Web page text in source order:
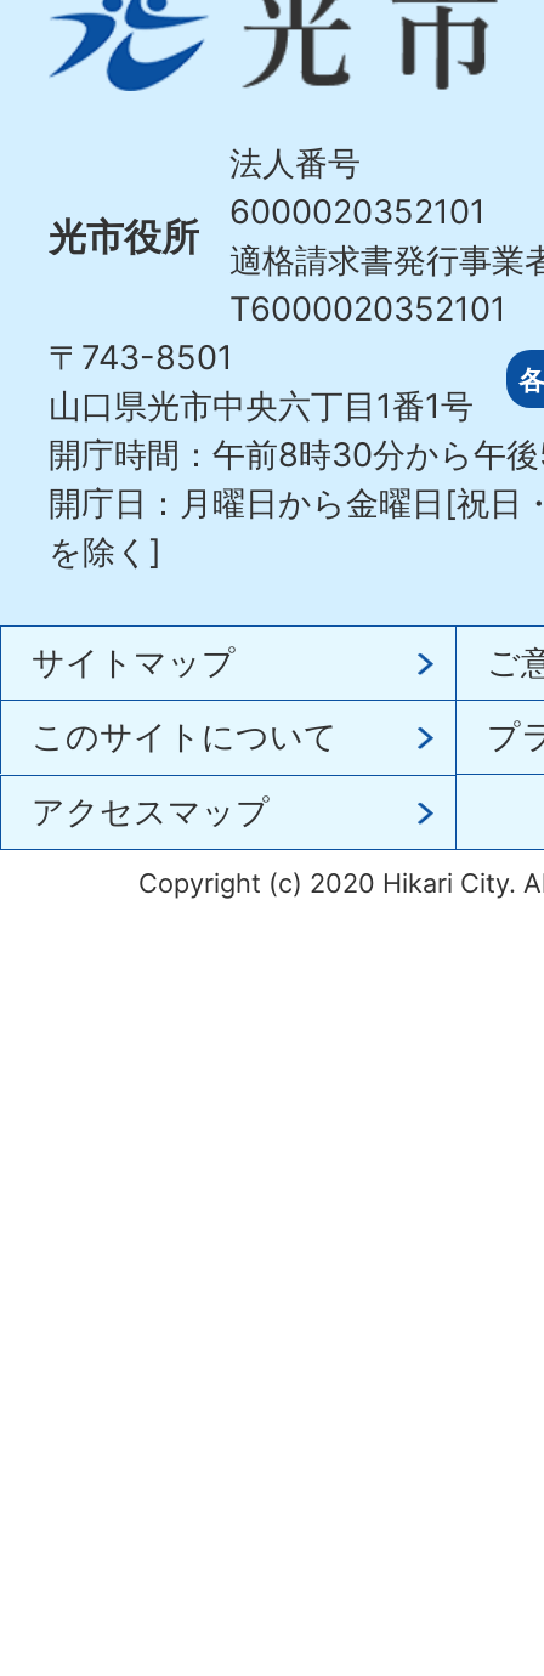
市
Hikari
光市役所
法人番号
6000020352101
適格請求書発行事業
T6000020352101
〒743-8501
山口県光市中央六丁目1番1号
開庁時間：午前8時30分から午
開庁日：月曜日から金曜日[祝日
を除く]
サイトマップ
ご
このサイトについて
プ
アクセスマップ
Copyright (c) 2020 Hikari City.